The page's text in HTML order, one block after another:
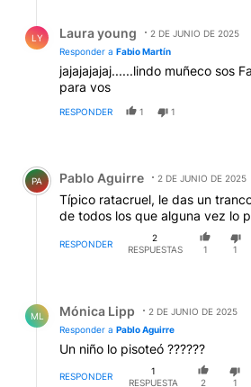
LY Laura young
2 DE JUNIO DE 2025
Responder a Fabio Martín
jajajajajaj......lindo muñeco sos
para vos
RESPONDER 1 1
Comentario de Pablo Aguirre.
PA Pablo Aguirre 2 DE JUNIO DE 2025
Típico ratacruel, le das un
de todos los que alguna vez lo
RESPONDER
2
RESPUESTAS
1 1
ML Mónica Lipp
2 DE JUNIO DE 2025
Responder a Pablo Aguirre
Un niño lo pisoteó ??????
RESPONDER
1
RESPUESTA
2 1